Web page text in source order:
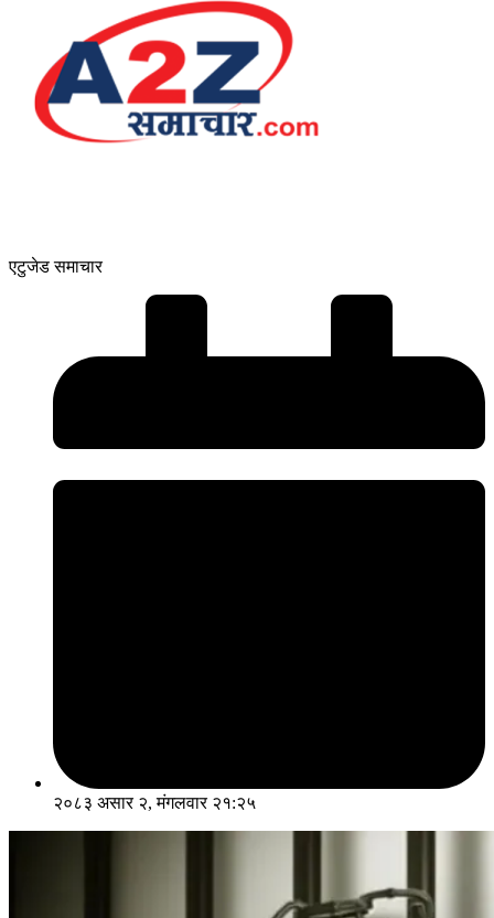
एटुजेड समाचार
२०८३ असार २, मंगलवार २१:२५